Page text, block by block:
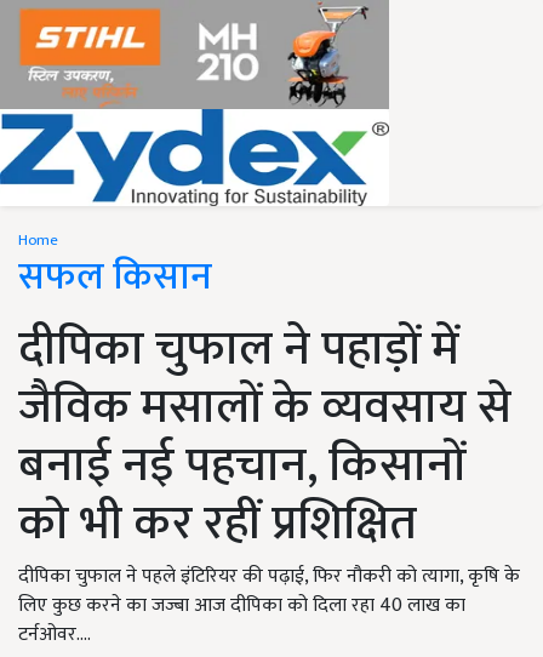
Home
सफल किसान
दीपिका चुफाल ने पहाड़ों में
जैविक मसालों के व्यवसाय से
बनाई नई पहचान, किसानों
को भी कर रहीं प्रशिक्षित
दीपिका चुफाल ने पहले इंटिरियर की पढ़ाई, फिर नौकरी को त्यागा, कृषि के
लिए कुछ करने का जज्बा आज दीपिका को दिला रहा 40 लाख का
टर्नओवर....